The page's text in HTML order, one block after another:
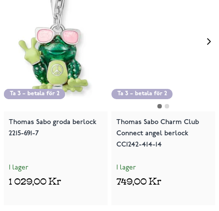
Ta 3 – betala för 2
Ta 3 – betala för 2
Thomas Sabo groda berlock
2215-691-7
I lager
1 029,00 Kr
Ta 3 – betala för 2
Thomas Sabo Charm Club
Connect angel berlock
CC1242-414-14
I lager
749,00 Kr